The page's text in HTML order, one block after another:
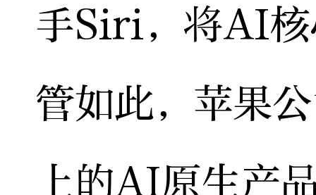
手Siri，将AI核
管如此，苹果
上的AI原生产